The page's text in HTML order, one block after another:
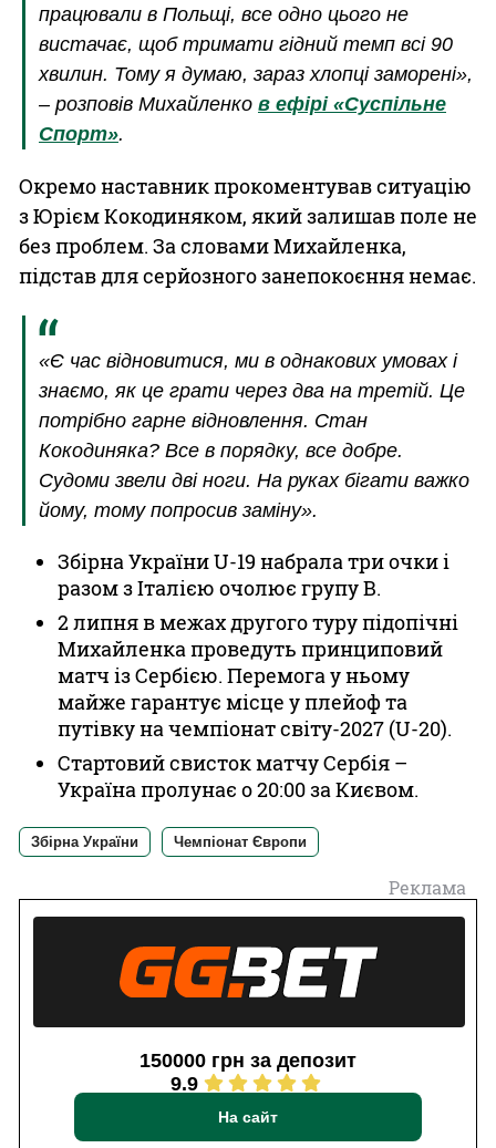
працювали в Польщі, все одно цього не
вистачає, щоб тримати гідний темп всі 90
хвилин. Тому я думаю, зараз хлопці заморені»,
– розповів Михайленко в ефірі «Суспільне
Спорт».
Окремо наставник прокоментував ситуацію
з Юрієм Кокодиняком, який залишав поле не
без проблем. За словами Михайленка,
підстав для серйозного занепокоєння немає.
«Є час відновитися, ми в однакових умовах і
знаємо, як це грати через два на третій. Це
потрібно гарне відновлення. Стан
Кокодиняка? Все в порядку, все добре.
Судоми звели дві ноги. На руках бігати важко
йому, тому попросив заміну».
Збірна України U-19 набрала три очки і
разом з Італією очолює групу B.
2 липня в межах другого туру підопічні
Михайленка проведуть принциповий
матч із Сербією. Перемога у ньому
майже гарантує місце у плейоф та
путівку на чемпіонат світу-2027 (U-20).
Стартовий свисток матчу Сербія –
Україна пролунає о 20:00 за Києвом.
Збірна України Чемпіонат Європи
Реклама
150000 грн за депозит
9.9
На сайт